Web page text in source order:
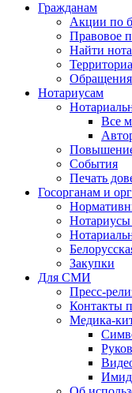
Гражданам
Акции по
Правовое
Найти
Нотариусам
Все
События
Печать
Госорганам и
Нотариусы
Закупки
Для СМИ
Пресс-
Контакты
Медика-